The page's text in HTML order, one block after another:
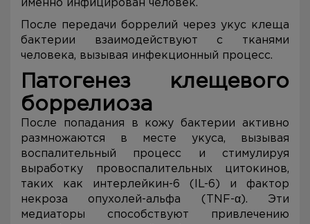
именно инфицирован человек.
После передачи боррелий через укус клеща
бактерии взаимодействуют с тканями
человека, вызывая инфекционный процесс.
Патогенез клещевого
боррелиоза
После попадания в кожу бактерии активно
размножаются в месте укуса, вызывая
воспалительный процесс и стимулируя
выработку провоспалительных цитокинов,
таких как интерлейкин-6 (IL-6) и фактор
некроза опухолей-альфа (TNF-α). Эти
медиаторы способствуют привлечению